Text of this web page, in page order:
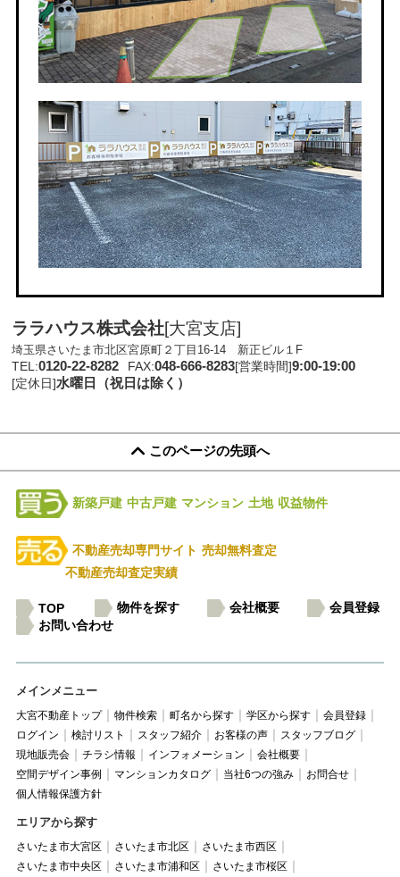
ララハウス株式会社[大宮支店]
埼玉県さいたま市北区宮原町２丁目16-14 新正ビル１F
TEL:0120-22-8282 FAX:048-666-8283[営業時間]9:00-19:00
[定休日]水曜日（祝日は除く）
このページの先頭へ
新築戸建 中古戸建 マンション 土地 収益物件
不動産売却専門サイト 売却無料査定
不動産売却査定実績
TOP 物件を探す 会社概要
会員登録
お問い合わせ
メインメニュー
大宮不動産トップ 物件検索 町名から探す 学区から探す
会員登録
ログイン
検討リスト スタッフ紹介 お客様の声
スタッフブログ
現地販売会
チラシ情報 インフォメーション
会社概要
空間デザイン事例
マンションカタログ 当社6つの強み
お問合せ
個人情報保護方針
エリアから探す
さいたま市大宮区 さいたま市北区
さいたま市西区
さいたま市中央区
さいたま市浦和区 さいたま市桜区